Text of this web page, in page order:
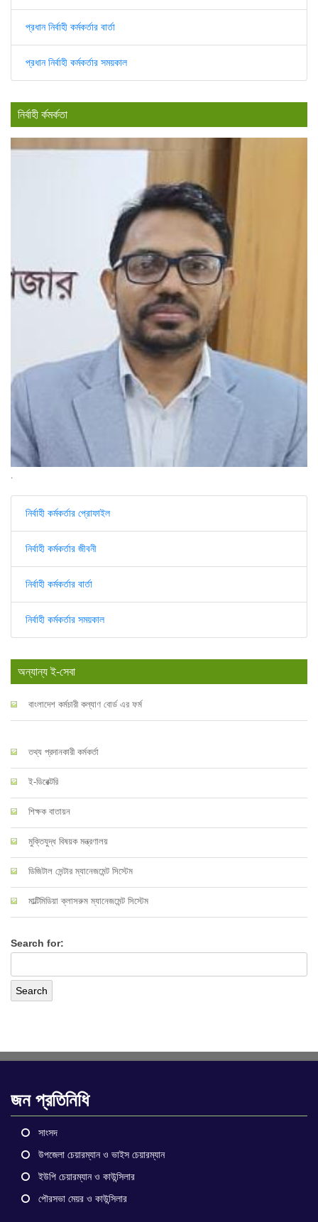
প্রধান নির্বাহী কর্মকর্তার বার্তা
প্রধান নির্বাহী কর্মকর্তার সময়কাল
নির্বাহী র্কমর্কতা
নির্বাহী কর্মকর্তার প্রোফাইল
নির্বাহী কর্মকর্তার জীবনী
নির্বাহী কর্মকর্তার বার্তা
নির্বাহী কর্মকর্তার সময়কাল
অন্যান্য ই-সেবা
বাংলাদেশ কর্মচারী কল্যাণ বোর্ড এর ফর্ম
তথ্য প্রদানকারী কর্মকর্তা
ই-ডিরেক্টরি
শিক্ষক বাতায়ন
মুক্তিযুদ্ধ বিষয়ক মন্ত্রণালয়
ডিজিটাল সেন্টার ম্যানেজমেন্ট সিস্টেম
মাল্টিমিডিয়া ক্লাসরুম ম্যানেজমেন্ট সিস্টেম
Search for:
জন প্রতিনিধি
সাংসদ
উপজেলা চেয়ারম্যান ও ভাইস চেয়ারম্যান
ইউপি চেয়ারম্যান ও কাউন্সিলার
পৌরসভা মেয়র ও কাউন্সিলার